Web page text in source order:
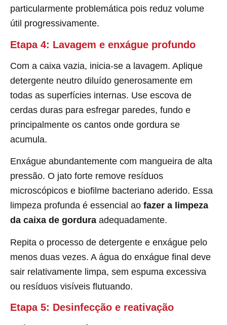
particularmente problemática pois reduz volume
útil progressivamente.
Etapa 4: Lavagem e enxágue profundo
Com a caixa vazia, inicia-se a lavagem. Aplique
detergente neutro diluído generosamente em
todas as superfícies internas. Use escova de
cerdas duras para esfregar paredes, fundo e
principalmente os cantos onde gordura se
acumula.
Enxágue abundantemente com mangueira de alta
pressão. O jato forte remove resíduos
microscópicos e biofilme bacteriano aderido. Essa
limpeza profunda é essencial ao fazer a limpeza
da caixa de gordura adequadamente.
Repita o processo de detergente e enxágue pelo
menos duas vezes. A água do enxágue final deve
sair relativamente limpa, sem espuma excessiva
ou resíduos visíveis flutuando.
Etapa 5: Desinfecção e reativação